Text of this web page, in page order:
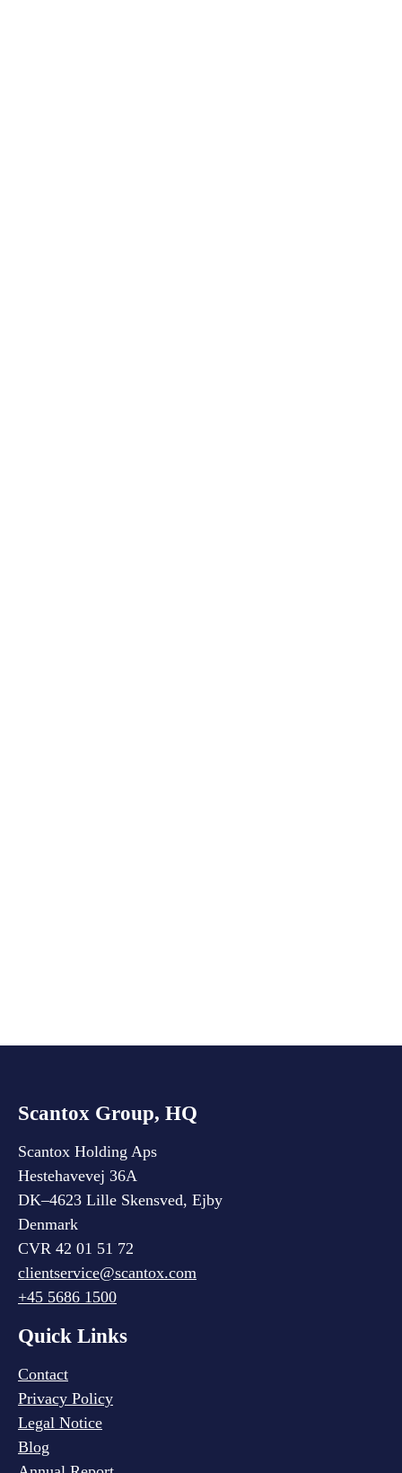
Scantox Group, HQ
Scantox Holding Aps
Hestehavevej 36A
DK–4623 Lille Skensved, Ejby
Denmark
CVR 42 01 51 72
clientservice@scantox.com
+45 5686 1500
Quick Links
Contact
Privacy Policy
Legal Notice
Blog